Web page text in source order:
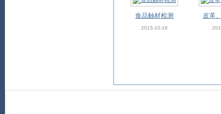
食品触材检测
2015-10-16
皮革